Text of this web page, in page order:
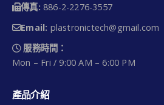
傳真: 886-2-2276-3557
Email: plastronictech@gmail.com
服務時間：
Mon – Fri / 9:00 AM – 6:00 PM
產品介紹